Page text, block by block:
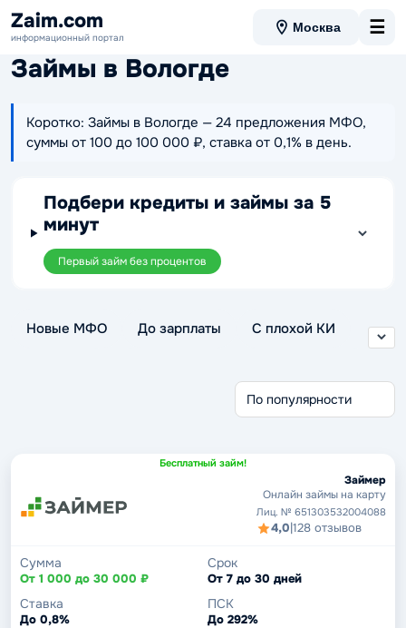
Zaim.com
информационный портал
Москва ☰
Займы в Вологде
Коротко: Займы в Вологде — 24 предложения МФО,
суммы от 100 до 100 000 ₽, ставка от 0,1% в день.
Подбери кредиты и займы за 5
минут
Первый займ без процентов
Новые МФО До зарплаты С плохой КИ
Срочные займы
Бесплатный займ!
Займер
Онлайн займы на карту
Лиц. № 651303532004088
4,0|128 отзывов
Сумма
От 1 000 до 30 000 ₽
Срок
От 7 до 30 дней
Ставка
До 0,8%
ПСК
До 292%